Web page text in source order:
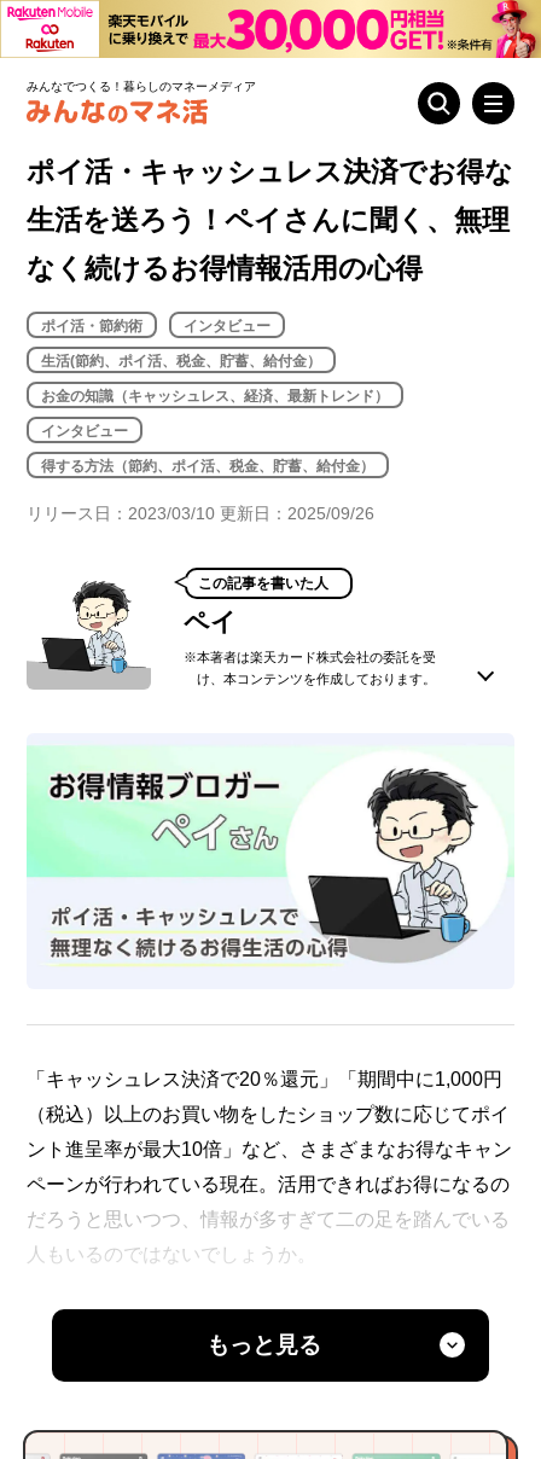
みんなでつくる！暮らしのマネーメディア
ポイ活・キャッシュレス決済でお得な
生活を送ろう！ペイさんに聞く、無理
なく続けるお得情報活用の心得
ポイ活・節約術 インタビュー
生活(節約、ポイ活、税金、貯蓄、給付金）
お金の知識（キャッシュレス、経済、最新トレンド）
インタビュー
得する方法（節約、ポイ活、税金、貯蓄、給付金）
リリース日：2023/03/10 更新日：2025/09/26
この記事を書いた人
ペイ
※本著者は楽天カード株式会社の委託を受
け、本コンテンツを作成しております。
ュレスなど、お得な情報を活用して生活中。楽天経済
圏・通信費削減・キャッシュレスのキャンペーン情報を
中心に、TwitterやInstagramで初心者向けの発信活動も
このライターの記事一覧を見る
「キャッシュレス決済で20％還元」「期間中に1,000円
（税込）以上のお買い物をしたショップ数に応じてポイ
ント進呈率が最大10倍」など、さまざまなお得なキャン
ペーンが行われている現在。活用できればお得になるの
だろうと思いつつ、情報が多すぎて二の足を踏んでいる
人もいるのではないでしょうか。
今回は、自身もお得情報を活用しながら生活をし、SNS
での発信活動も行うペイさんに、お得情報を生活に活か
もっと見る